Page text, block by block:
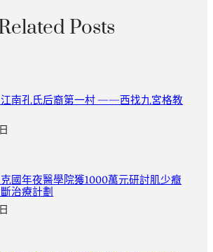
Posts
江南孔氏后裔第一村 ——西找九宮格教
國年夜醫學院獲1000萬元研討肌少癥
治療計劃